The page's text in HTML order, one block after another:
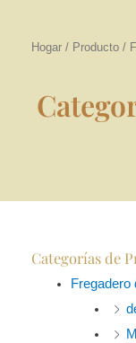
Hogar / Producto /
Categorías de
Fregadero